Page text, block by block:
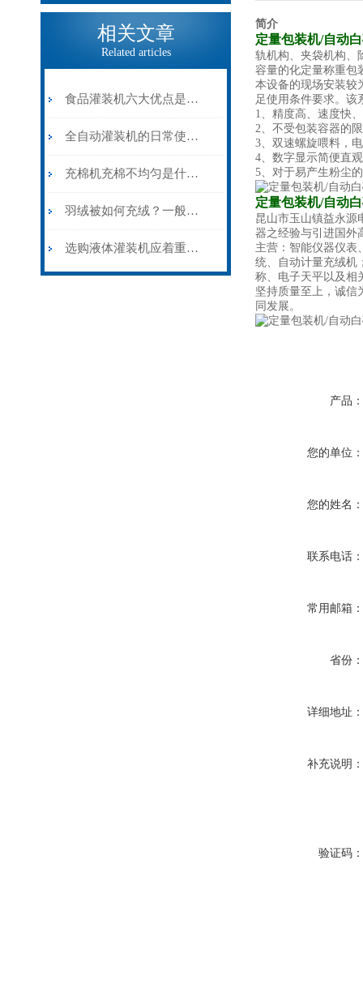
相关文章
Related articles
食品灌装机六大优点是什么？
全自动灌装机的日常使用需要注意些什么？
充棉机充棉不均匀是什么原因造成的？
羽绒被如何充绒？一般充多少绒？
选购液体灌装机应着重考虑以下几点
简介
定量包装机/自动
轨机构、夹袋机构、
容量的化定量称重包
本设备的现场安装较
足使用条件要求。该
1、精度高、速度快
2、不受包装容器的
3、双速螺旋喂料，
4、数字显示简便直
5、对于易产生粉尘
定量包装机/自动
昆山市玉山镇益永源
器之经验与引进国外
主营：智能仪器仪表
统、自动计量充绒机
称、电子天平以及相
坚持质量至上，诚信
同发展。
产品：
您的单位：
您的姓名：
联系电话：
常用邮箱：
省份：
详细地址：
补充说明：
验证码：